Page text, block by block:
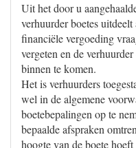
Uit het door u
verhuurder boetes uitdeelt
financiële vergoeding
vergeten en de
binnen te komen.
Het is verhuurders
wel in de algemene
boetebepalingen op te
bepaalde afspraken
hoogte van de boete